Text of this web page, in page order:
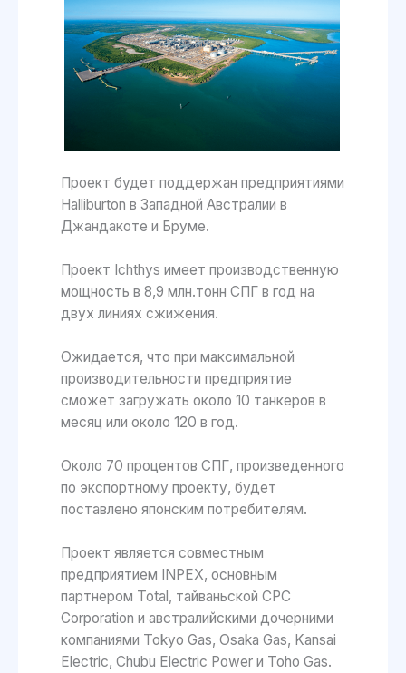
Проект будет поддержан предприятиями
Halliburton в Западной Австралии в
Джандакоте и Бруме.
Проект Ichthys имеет производственную
мощность в 8,9 млн.тонн СПГ в год на
двух линиях сжижения.
Ожидается, что при максимальной
производительности предприятие
сможет загружать около 10 танкеров в
месяц или около 120 в год.
Около 70 процентов СПГ, произведенного
по экспортному проекту, будет
поставлено японским потребителям.
Проект является совместным
предприятием INPEX, основным
партнером Total, тайваньской CPC
Corporation и австралийскими дочерними
компаниями Tokyo Gas, Osaka Gas, Kansai
Electric, Chubu Electric Power и Toho Gas.